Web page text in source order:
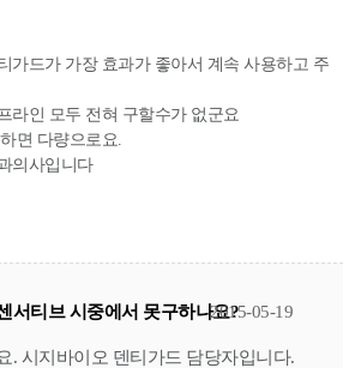
가드가 가장 효과가 좋아서 계속 사용하고 주
라인 모두 전혀 구할수가 없군요
면 다량으로요.
의사입니다
서티브 시중에서 못구하나요?2015-05-19
. 시지바이오 덴티가드 담당자입니다.